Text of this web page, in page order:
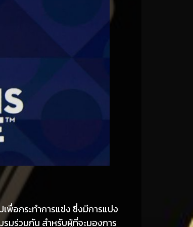
พื่อกระทำการแข่ง ซึ่งมีการแบ่ง
มร่วมกัน สำหรับผู้ที่จะมองการ